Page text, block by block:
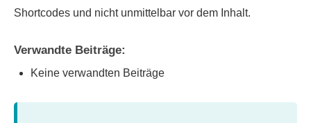
Shortcodes und nicht unmittelbar vor dem Inhalt.
Verwandte Beiträge:
Keine verwandten Beiträge